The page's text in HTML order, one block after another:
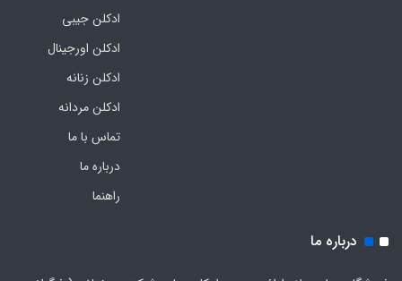
ادکلن جیبی
ادکلن اورجینال
ادکلن زنانه
ادکلن مردانه
تماس با ما
درباره ما
راهنما
درباره ما